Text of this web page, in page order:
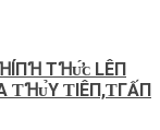
ТꞪᴜ̛́ᴄ LÊП
ƬꞪᴜ̉Y ƬIÊП,ƬГẤП